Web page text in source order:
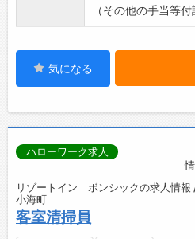
（その他の手当等
気になる
ハローワーク求人
リゾートイン ボンシックの求人情報
小海町
客室清掃員